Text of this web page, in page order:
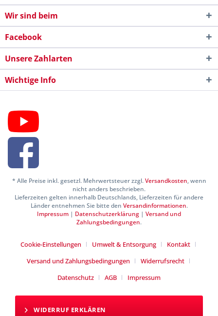
Wir sind beim
Facebook
Unsere Zahlarten
Wichtige Info
* Alle Preise inkl. gesetzl. Mehrwertsteuer zzgl.Versandkosten, wenn
nicht anders beschrieben.
Lieferzeiten gelten innerhalb Deutschlands, Lieferzeiten für andere
Länder entnehmen Sie bitte den Versandinformationen.
Impressum | Datenschutzerklärung | Versand und
Zahlungsbedingungen.
Cookie-Einstellungen Umwelt & Entsorgung
Kontakt
Versand und Zahlungsbedingungen
Widerrufsrecht
Datenschutz
AGB Impressum
WIDERRUF ERKLÄREN